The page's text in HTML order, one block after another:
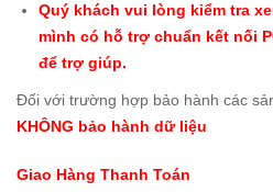
Quý khách vui lòng kiểm tra
mình có hỗ trợ chuẩn kết nối
để trợ giúp.
Đối với trường hợp bảo hành các
KHÔNG bảo hành dữ liệu
Giao Hàng Thanh Toán